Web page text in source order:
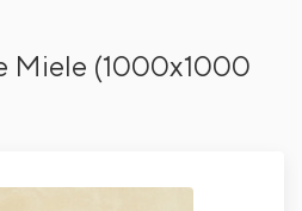
Miele (1000x1000